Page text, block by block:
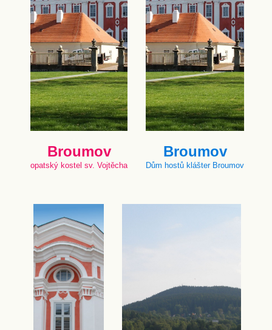
Broumov
opatský kostel sv. Vojtěcha
Broumov
Dům hostů klášter Broumov